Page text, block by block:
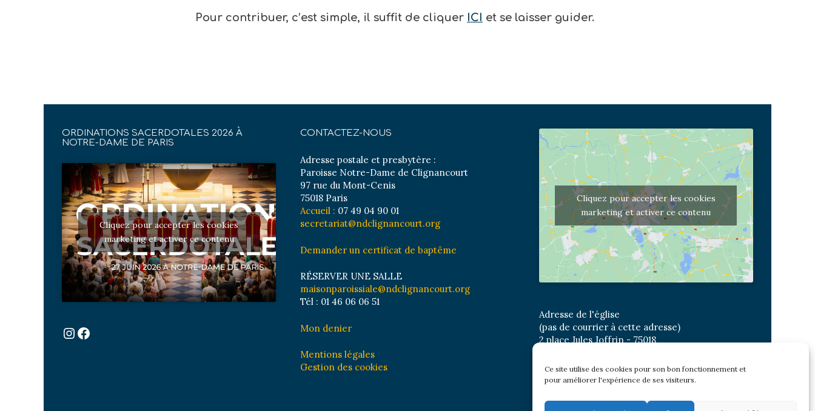
Ce site utilise des cookies pour son bon fonctionnement et
pour améliorer l'expérience de ses visiteurs.
Pour contribuer, c’est simple, il suffit de cliquer ICI et se laisser guider.
ORDINATIONS SACERDOTALES 2026 À
NOTRE-DAME DE PARIS
Cliquez pour accepter les cookies
marketing et activer ce contenu
Instagram
Facebook
CONTACTEZ-NOUS
Adresse postale et presbytère :
Paroisse Notre-Dame de Clignancourt
97 rue du Mont-Cenis
75018 Paris
Accueil : 07 49 04 90 01
secretariat@ndclignancourt.org
Demander un certificat de baptême
RÉSERVER UNE SALLE
maisonparoissiale@ndclignancourt.org
Tél : 01 46 06 06 51
Mon denier
Mentions légales
Gestion des cookies
Cliquez pour accepter les cookies
marketing et activer ce contenu
Adresse de l'église
(pas de courrier à cette adresse)
2 place Jules Joffrin - 75018
Bus : Mairie du XVIII
Newsletter